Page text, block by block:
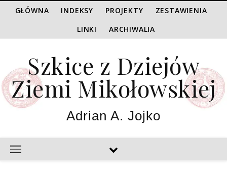
GŁÓWNA INDEKSY PROJEKTY
ZESTAWIENIA
LINKI
ARCHIWALIA
Szkice z Dziejów
Ziemi Mikołowskiej
Adrian A. Jojko